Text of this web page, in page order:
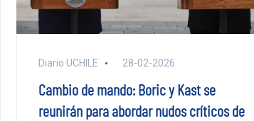
Diario UCHILE 28-02-2026
Cambio de mando: Boric y Kast se
reunirán para abordar nudos críticos de